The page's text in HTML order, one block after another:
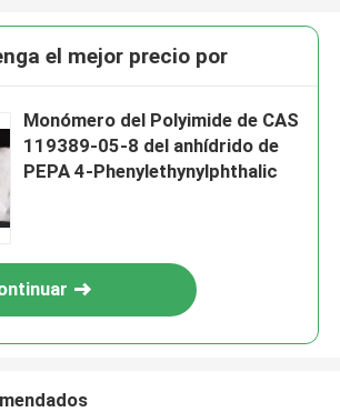
el mejor precio por
Monómero del Polyimide de CAS
119389-05-8 del anhídrido de
PEPA 4-Phenylethynylphthalic